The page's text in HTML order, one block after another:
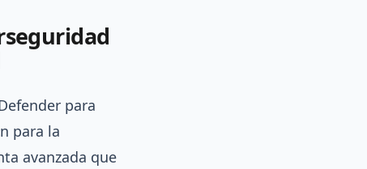
para
para la
avanzada que